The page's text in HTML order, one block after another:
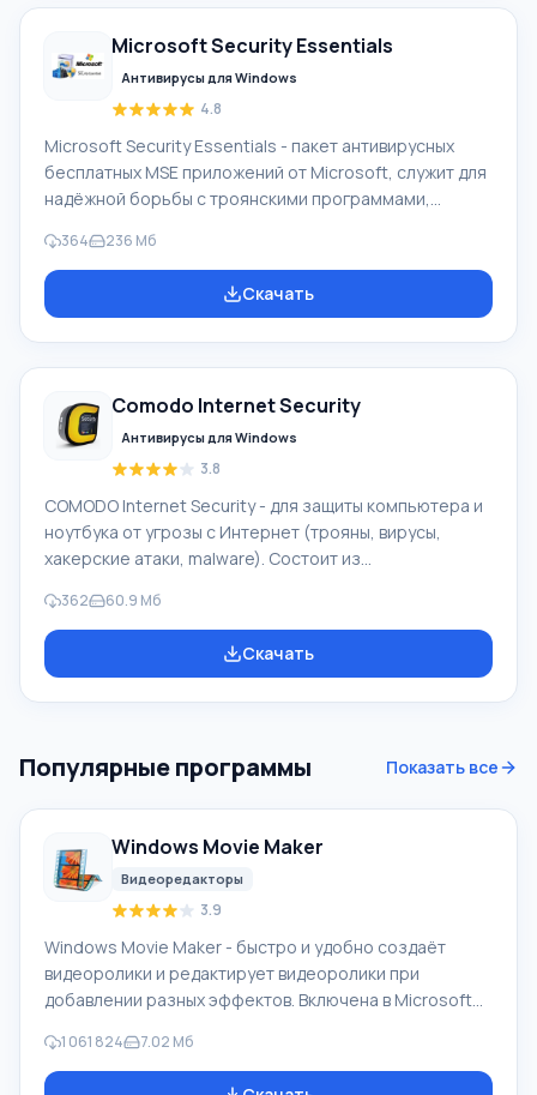
персонального пользования, этот продукт содержит
Microsoft Security Essentials
Антивирусы для Windows
4.8
Microsoft Security Essentials - пакет антивирусных
бесплатных MSE приложений от Microsoft, служит для
надёжной борьбы с троянскими программами,
Программа работает лишь на ПК, где стоит XP
Windows (32-бит), 7 и Vista (64 либо 32-бит). MSE
заменил антивирусную коммерческую программу
и защиты Dynamic Signature Service поз
364 236 Мб
Скачать
Comodo Internet Security
Антивирусы для Windows
3.8
COMODO Internet Security - для защиты компьютера и
ноутбука от угрозы с Интернет (трояны, вирусы,
хакерские атаки, malware). Состоит из
Sandbox, систем виртуальной среды VirtualKiosk и
предотвращения вторжения HIPS. ComodoFirewall и
ComodoAntivirus могут быть установлены и работать
использоваться бесплатно для коммерческой и лич
362 60.9 Мб
Скачать
Популярные программы Показать все
Windows Movie Maker
Видеоредакторы
3.9
Windows Movie Maker - быстро и удобно создаёт
видеоролики и редактирует видеоролики при
добавлении разных эффектов. Включена в Microsoft
бесплатный программный пакет Windows Live
Microsoft. Функционал Windows Movie Maker:
1 061 824 7.02 Мб